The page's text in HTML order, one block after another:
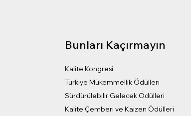
Bunları Kaçırmayın
Kalite Kongresi
Türkiye Mükemmellik Ödülleri
Sürdürülebilir Gelecek Ödülleri
Kalite Çemberi ve Kaizen Ödülleri